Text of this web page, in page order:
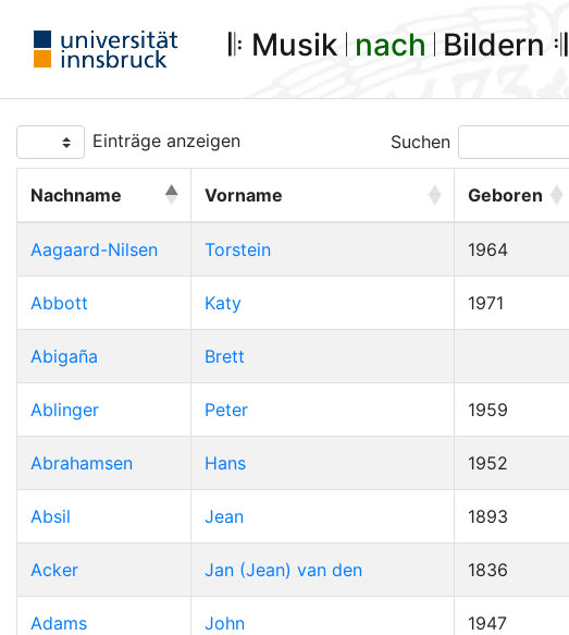
𝄆 Musik 𝄀 nach 𝄀 Bildern 𝄇
Einträge anzeigen Suchen
Nachname Vorname Geboren
Aagaard-Nilsen Torstein 1964
Abbott Katy 1971
Abigaña Brett
Ablinger Peter 1959
Abrahamsen Hans 1952
Absil Jean 1893
Acker Jan (Jean) van den 1836
Adams John 1947